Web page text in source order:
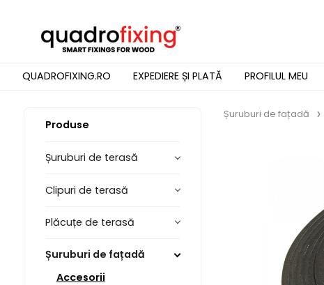
QUADROFIXING.RO EXPEDIERE ȘI PLATĂ PROFILUL MEU
Produse
Șuruburi de terasă
Clipuri de terasă
Plăcuțe de terasă
Șuruburi de fațadă
Accesorii
Șuruburi de fațadă